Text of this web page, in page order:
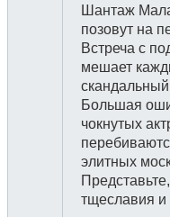
Шантаж
позовут на
Встреча с
мешает
скандальный
Большая
чокнутых
элитных
тщеславия